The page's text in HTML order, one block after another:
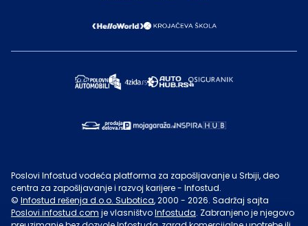
Poslovi Infostud vodeća platforma za zapošljavanje u Srbiji, deo
centra za zapošljavanje i razvoj karijere - Infostud.
© Infostud rešenja d.o.o. Subotica, 2000 - 2026. Sadržaj sajta
Poslovi.infostud.com je vlasništvoInfostuda. Zabranjeno je njegovo